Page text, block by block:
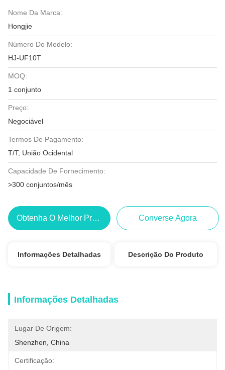
Nome Da Marca:
Hongjie
Número Do Modelo:
HJ-UF10T
MOQ:
1 conjunto
Preço:
Negociável
Termos De Pagamento:
T/T, União Ocidental
Capacidade De Fornecimento:
>300 conjuntos/mês
Obtenha O Melhor Preço Converse Agora
Informações Detalhadas Descrição Do Produto
Informações Detalhadas
Lugar De Origem:
Shenzhen, China
Certificação: